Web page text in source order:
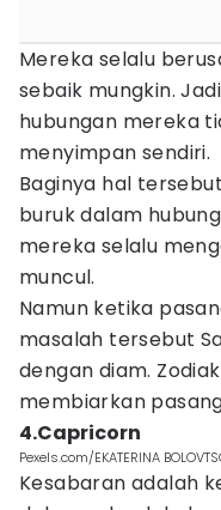
Mereka selalu
sebaik mungkin.
hubungan mereka
menyimpan sendiri.
Baginya hal
buruk dalam
mereka selalu
muncul.
Namun ketika
masalah tersebut
dengan diam.
membiarkan
4.Capricorn
Pexels.com/EKATERINA
Kesabaran adalah